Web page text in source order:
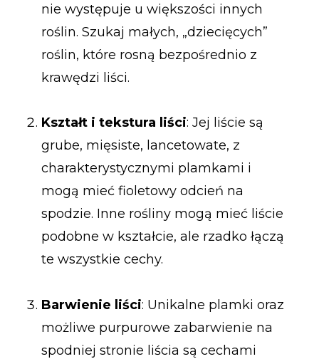
nie występuje u większości innych
roślin. Szukaj małych, „dziecięcych”
roślin, które rosną bezpośrednio z
krawędzi liści.
Kształt i tekstura liści: Jej liście są
grube, mięsiste, lancetowate, z
charakterystycznymi plamkami i
mogą mieć fioletowy odcień na
spodzie. Inne rośliny mogą mieć liście
podobne w kształcie, ale rzadko łączą
te wszystkie cechy.
Barwienie liści: Unikalne plamki oraz
możliwe purpurowe zabarwienie na
spodniej stronie liścia są cechami